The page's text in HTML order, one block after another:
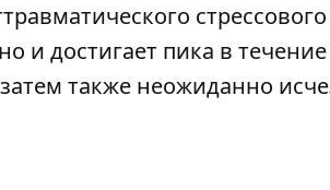
стрессового
и достигает пика в
также неожиданно